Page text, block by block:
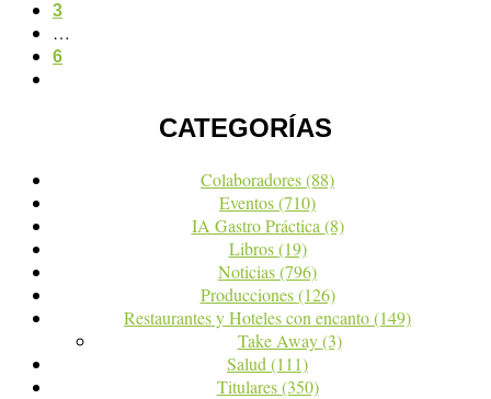
3
…
6
CATEGORÍAS
Colaboradores(88)
Eventos(710)
IA Gastro Práctica (8)
Libros(19)
Noticias(796)
Producciones(126)
Restaurantes y Hoteles con encanto(149)
Take Away(3)
Salud (111)
Titulares(350)